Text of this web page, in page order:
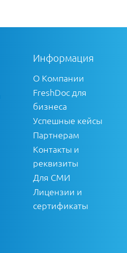
Информация
О Компании
FreshDoc для
бизнеса
Успешные кейсы
Партнерам
Контакты и
реквизиты
Для СМИ
Лицензии и
сертификаты